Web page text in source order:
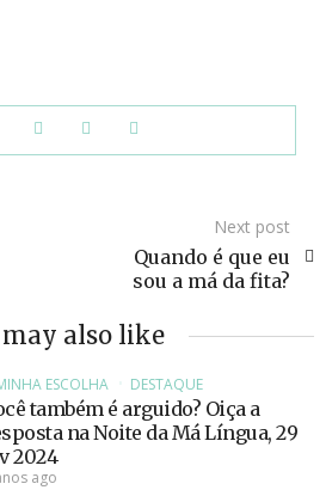
Next post
Quando é que eu
sou a má da fita?
may also like
ESCOLHA DESTAQUE
também é arguido? Oiça a
na Noite da Má Língua, 29
2024
ago